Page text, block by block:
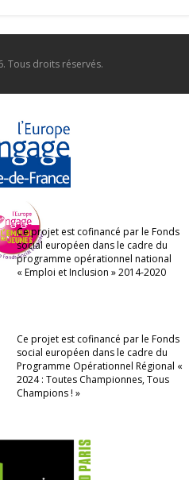
Tous droits réservés.
Ce projet est cofinancé par le Fonds
social européen dans le cadre du
programme opérationnel national
« Emploi et Inclusion » 2014-2020
Ce projet est cofinancé par le Fonds
social européen dans le cadre du
Programme Opérationnel Régional «
2024 : Toutes Championnes, Tous
Champions ! »